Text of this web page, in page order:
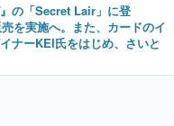
の「Secret Lair」に登
を実施へ。また、カードのイ
ナーKEI氏をはじめ、さいと